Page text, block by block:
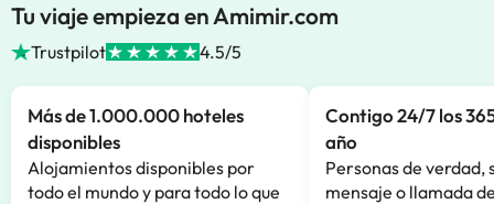
Tu viaje empieza en Amimir.com
Trustpilot 4.5/5
Más de 1.000.000 hoteles
disponibles
Alojamientos disponibles por
todo el mundo y para todo lo que
Contigo 24/7 los
año
Personas de verdad,
mensaje o llamada